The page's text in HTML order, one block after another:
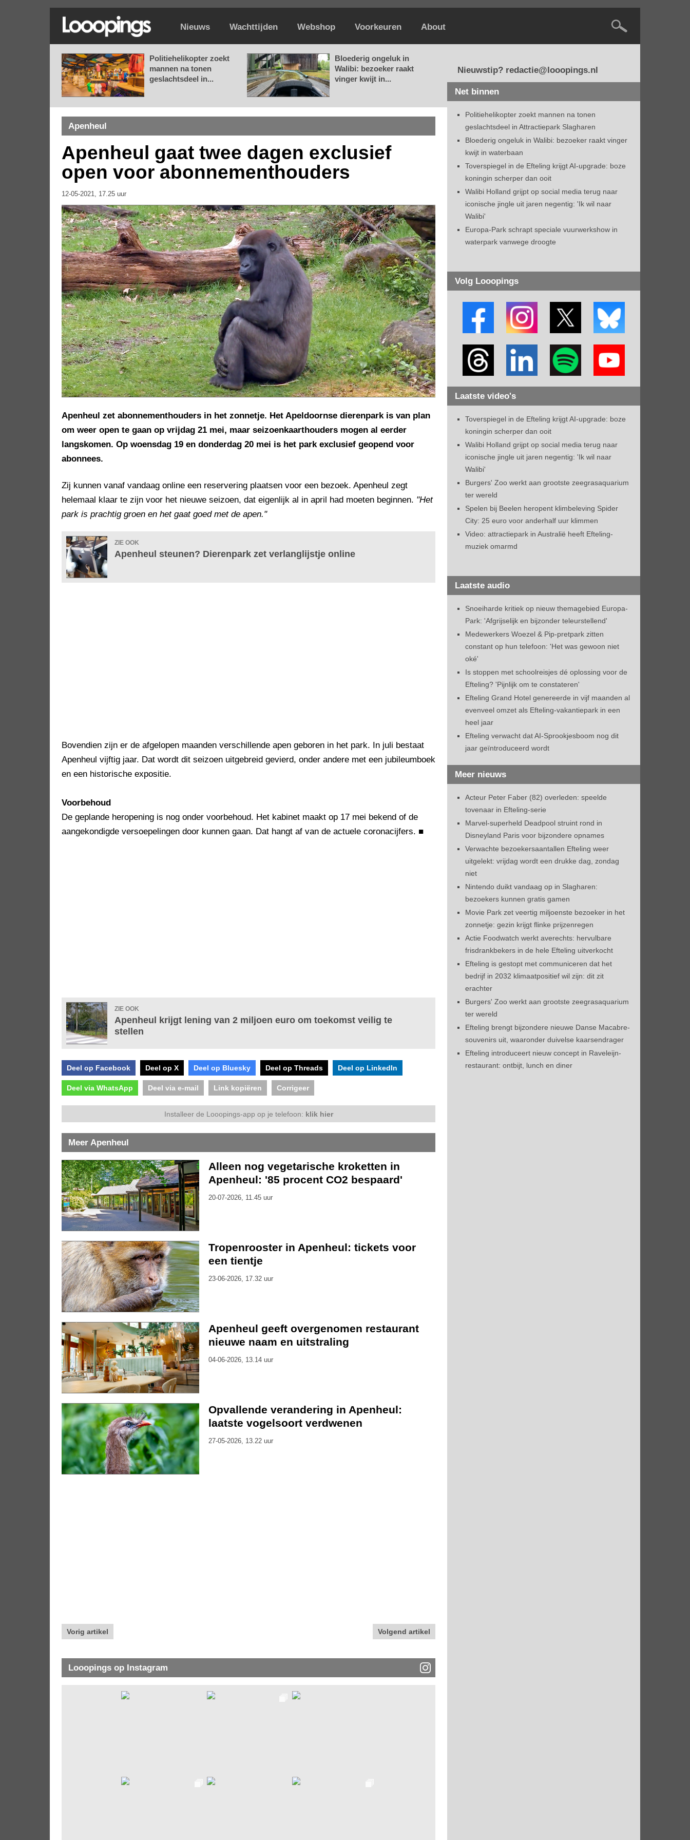
Nieuws Wachttijden Webshop Voorkeuren About
Politiehelikopter zoekt
mannen na tonen
geslachtsdeel in...
Bloederig ongeluk in
Walibi: bezoeker raakt
vinger kwijt in...
Apenheul
Apenheul gaat twee dagen exclusief
open voor abonnementhouders
12-05-2021, 17.25 uur
Apenheul zet abonnementhouders in het zonnetje. Het Apeldoornse dierenpark is van plan
om weer open te gaan op vrijdag 21 mei, maar seizoenkaarthouders mogen al eerder
langskomen. Op woensdag 19 en donderdag 20 mei is het park exclusief geopend voor
abonnees.
Zij kunnen vanaf vandaag online een reservering plaatsen voor een bezoek. Apenheul zegt
helemaal klaar te zijn voor het nieuwe seizoen, dat eigenlijk al in april had moeten beginnen. "Het
park is prachtig groen en het gaat goed met de apen."
ZIE OOK
Apenheul steunen? Dierenpark zet verlanglijstje online
Bovendien zijn er de afgelopen maanden verschillende apen geboren in het park. In juli bestaat
Apenheul vijftig jaar. Dat wordt dit seizoen uitgebreid gevierd, onder andere met een jubileumboek
en een historische expositie.
Voorbehoud
De geplande heropening is nog onder voorbehoud. Het kabinet maakt op 17 mei bekend of de
aangekondigde versoepelingen door kunnen gaan. Dat hangt af van de actuele coronacijfers. ■
ZIE OOK
Apenheul krijgt lening van 2 miljoen euro om toekomst veilig te
stellen
Deel op Facebook Deel op X Deel op Bluesky Deel op Threads Deel op LinkedIn
Deel via WhatsApp Deel via e-mail Link kopiëren Corrigeer
Installeer de Looopings-app op je telefoon: klik hier
Meer Apenheul
Alleen nog vegetarische kroketten in
Apenheul: '85 procent CO2 bespaard'
20-07-2026, 11.45 uur
Tropenrooster in Apenheul: tickets voor
een tientje
23-06-2026, 17.32 uur
Apenheul geeft overgenomen restaurant
nieuwe naam en uitstraling
04-06-2026, 13.14 uur
Opvallende verandering in Apenheul:
laatste vogelsoort verdwenen
27-05-2026, 13.22 uur
Vorig artikel Volgend artikel
Looopings op Instagram
Nieuwstip? redactie@looopings.nl
Net binnen
Politiehelikopter zoekt mannen na tonen
geslachtsdeel in Attractiepark Slagharen
Bloederig ongeluk in Walibi: bezoeker raakt vinger
kwijt in waterbaan
Toverspiegel in de Efteling krijgt AI-upgrade: boze
koningin scherper dan ooit
Walibi Holland grijpt op social media terug naar
iconische jingle uit jaren negentig: 'Ik wil naar
Walibi'
Europa-Park schrapt speciale vuurwerkshow in
waterpark vanwege droogte
Volg Looopings
Laatste video's
Toverspiegel in de Efteling krijgt AI-upgrade: boze
koningin scherper dan ooit
Walibi Holland grijpt op social media terug naar
iconische jingle uit jaren negentig: 'Ik wil naar
Walibi'
Burgers' Zoo werkt aan grootste zeegrasaquarium
ter wereld
Spelen bij Beelen heropent klimbeleving Spider
City: 25 euro voor anderhalf uur klimmen
Video: attractiepark in Australië heeft Efteling-
muziek omarmd
Laatste audio
Snoeiharde kritiek op nieuw themagebied Europa-
Park: 'Afgrijselijk en bijzonder teleurstellend'
Medewerkers Woezel & Pip-pretpark zitten
constant op hun telefoon: 'Het was gewoon niet
oké'
Is stoppen met schoolreisjes dé oplossing voor de
Efteling? 'Pijnlijk om te constateren'
Efteling Grand Hotel genereerde in vijf maanden al
evenveel omzet als Efteling-vakantiepark in een
heel jaar
Efteling verwacht dat AI-Sprookjesboom nog dit
jaar geïntroduceerd wordt
Meer nieuws
Acteur Peter Faber (82) overleden: speelde
tovenaar in Efteling-serie
Marvel-superheld Deadpool struint rond in
Disneyland Paris voor bijzondere opnames
Verwachte bezoekersaantallen Efteling weer
uitgelekt: vrijdag wordt een drukke dag, zondag
niet
Nintendo duikt vandaag op in Slagharen:
bezoekers kunnen gratis gamen
Movie Park zet veertig miljoenste bezoeker in het
zonnetje: gezin krijgt flinke prijzenregen
Actie Foodwatch werkt averechts: hervulbare
frisdrankbekers in de hele Efteling uitverkocht
Efteling is gestopt met communiceren dat het
bedrijf in 2032 klimaatpositief wil zijn: dit zit
erachter
Burgers' Zoo werkt aan grootste zeegrasaquarium
ter wereld
Efteling brengt bijzondere nieuwe Danse Macabre-
souvenirs uit, waaronder duivelse kaarsendrager
Efteling introduceert nieuw concept in Raveleijn-
restaurant: ontbijt, lunch en diner